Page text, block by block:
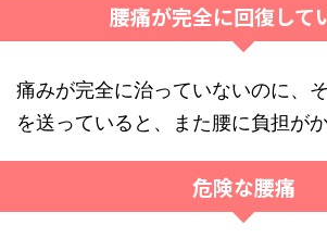
腰痛が完全に回復して
痛みが完全に治っていないのに、
を送っていると、また腰に負担が
危険な腰痛